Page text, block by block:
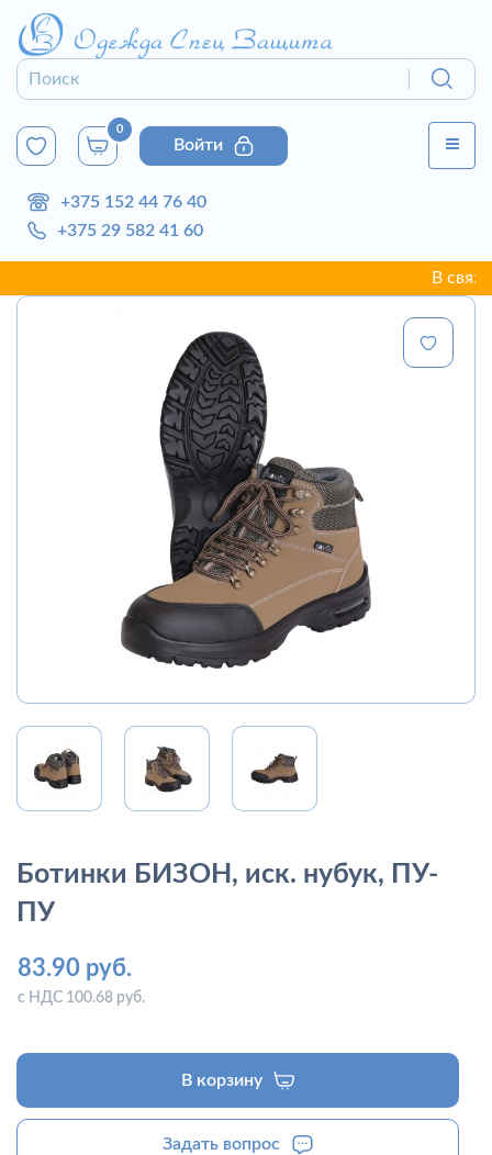
0
Войти
+375 152 44 76 40
+375 29 582 41 60
В связи с
Ботинки БИЗОН, иск. нубук, ПУ-
ПУ
83.90 руб.
с НДС 100.68 руб.
В корзину
Задать вопрос